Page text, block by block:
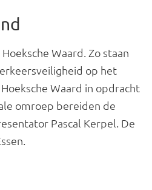
Waard. Zo staan
op het
Waard in opdracht
omroep bereiden de
Pascal Kerpel. De